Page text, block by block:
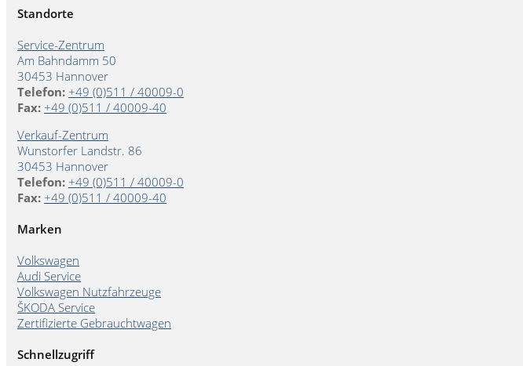
Standorte
Service-Zentrum
Am Bahndamm 50
30453 Hannover
Telefon: +49 (0)511 / 40009-0
Fax: +49 (0)511 / 40009-40
Verkauf-Zentrum
Wunstorfer Landstr. 86
30453 Hannover
Telefon: +49 (0)511 / 40009-0
Fax: +49 (0)511 / 40009-40
Marken
Volkswagen
Audi Service
Volkswagen Nutzfahrzeuge
ŠKODA Service
Zertifizierte Gebrauchtwagen
Schnellzugriff